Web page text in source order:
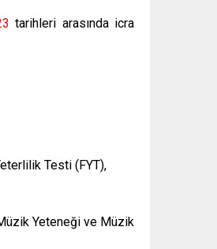
tarihleri arasında icra
Testi (FYT),
Yeteneği ve Müzik